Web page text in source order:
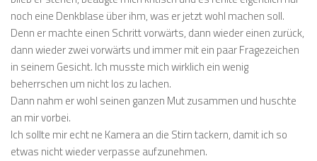
noch eine Denkblase über ihm, was er jetzt wohl machen soll.
Denn er machte einen Schritt vorwärts, dann wieder einen zurück,
dann wieder zwei vorwärts und immer mit ein paar Fragezeichen
in seinem Gesicht. Ich musste mich wirklich ein wenig
beherrschen um nicht los zu lachen.
Dann nahm er wohl seinen ganzen Mut zusammen und huschte
an mir vorbei.
Ich sollte mir echt ne Kamera an die Stirn tackern, damit ich so
etwas nicht wieder verpasse aufzunehmen.